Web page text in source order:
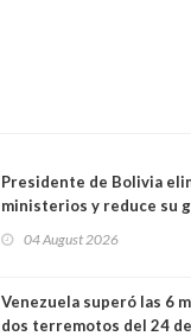
Presidente de Bolivia
ministerios y reduce su
04 August 2026
Venezuela superó las 6
dos terremotos del 24